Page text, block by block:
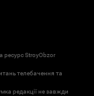
StroyObzor
телебачення та
редакції не завжди